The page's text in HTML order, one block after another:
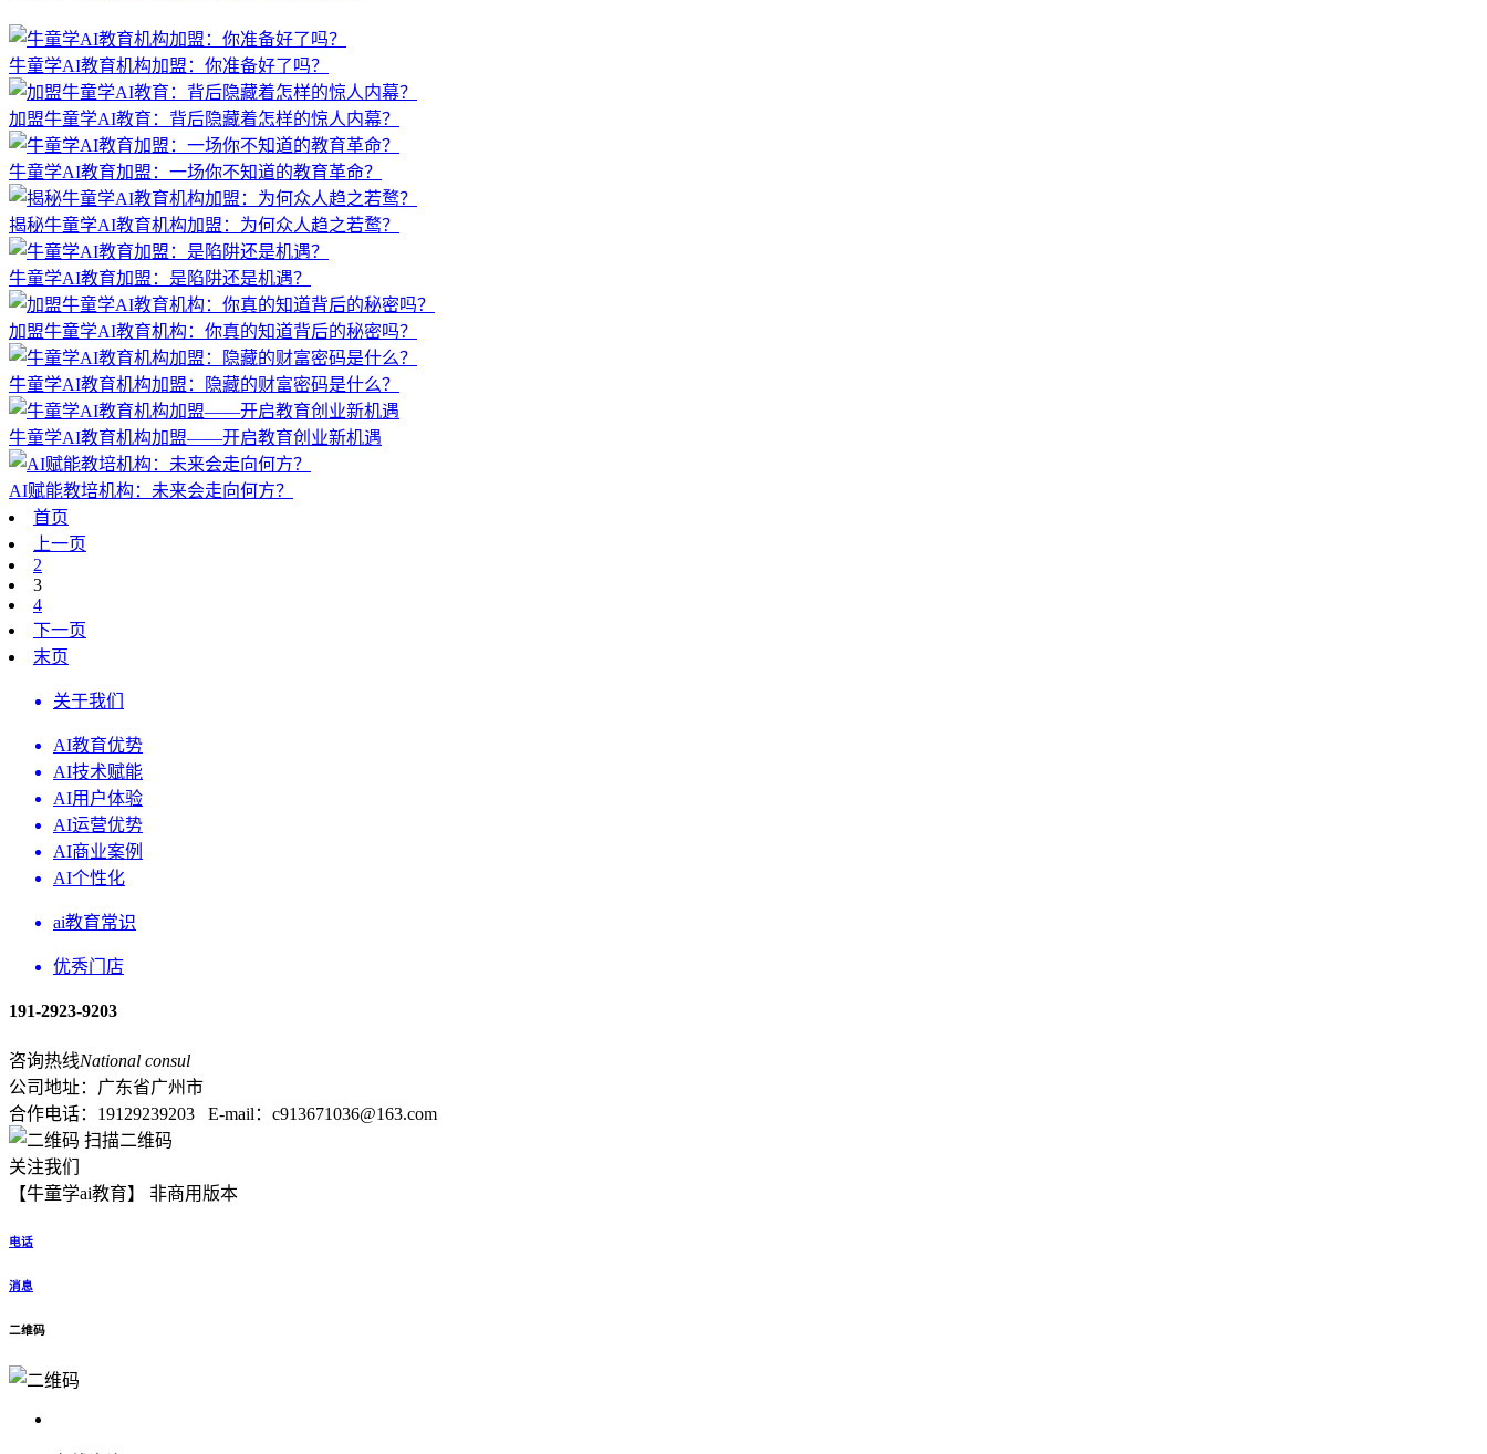
牛童学AI教育机构加盟：你准备好了吗？
加盟牛童学AI教育：背后隐藏着怎样的惊人内幕？
牛童学AI教育加盟：一场你不知道的教育革命？
揭秘牛童学AI教育机构加盟：为何众人趋之若鹜？
牛童学AI教育加盟：是陷阱还是机遇？
加盟牛童学AI教育机构：你真的知道背后的秘密吗？
牛童学AI教育机构加盟：隐藏的财富密码是什么？
牛童学AI教育机构加盟——开启教育创业新机遇
AI赋能教培机构：未来会走向何方？
首页
上一页
2
3
4
下一页
末页
关于我们
AI教育优势
AI技术赋能
AI用户体验
AI运营优势
AI商业案例
AI个性化
ai教育常识
优秀门店
191-2923-9203
咨询热线National consul
公司地址：广东省广州市
合作电话：19129239203 E-mail：c913671036@163.com
扫描二维码
关注我们
【牛童学ai教育】 非商用版本
电话
消息
二维码